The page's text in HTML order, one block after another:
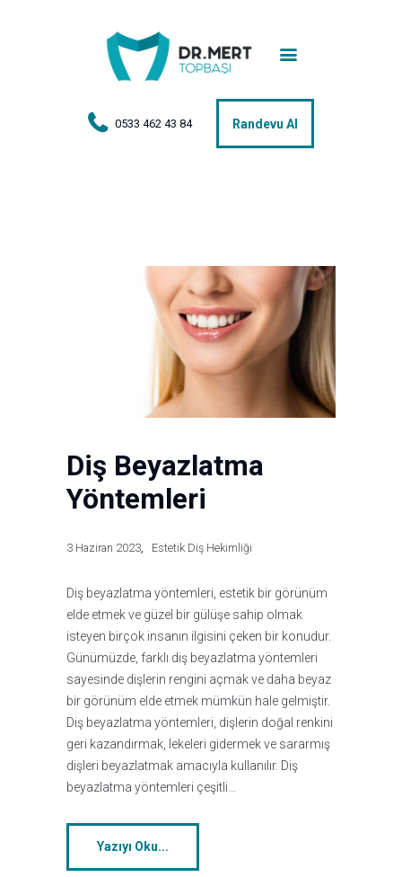
0533 462 43 84 Randevu Al
Anasayfa
Tedaviler
Hakkımda
Diş Beyazlatma
Yöntemleri
3 Haziran 2023 Estetik Diş Hekimliği
Diş beyazlatma yöntemleri, estetik bir görünüm
elde etmek ve güzel bir gülüşe sahip olmak
isteyen birçok insanın ilgisini çeken bir konudur.
Günümüzde, farklı diş beyazlatma yöntemleri
sayesinde dişlerin rengini açmak ve daha beyaz
bir görünüm elde etmek mümkün hale gelmiştir.
Diş beyazlatma yöntemleri, dişlerin doğal renkini
geri kazandırmak, lekeleri gidermek ve sararmış
dişleri beyazlatmak amacıyla kullanılır. Diş
beyazlatma yöntemleri çeşitli…
Yazıyı Oku...